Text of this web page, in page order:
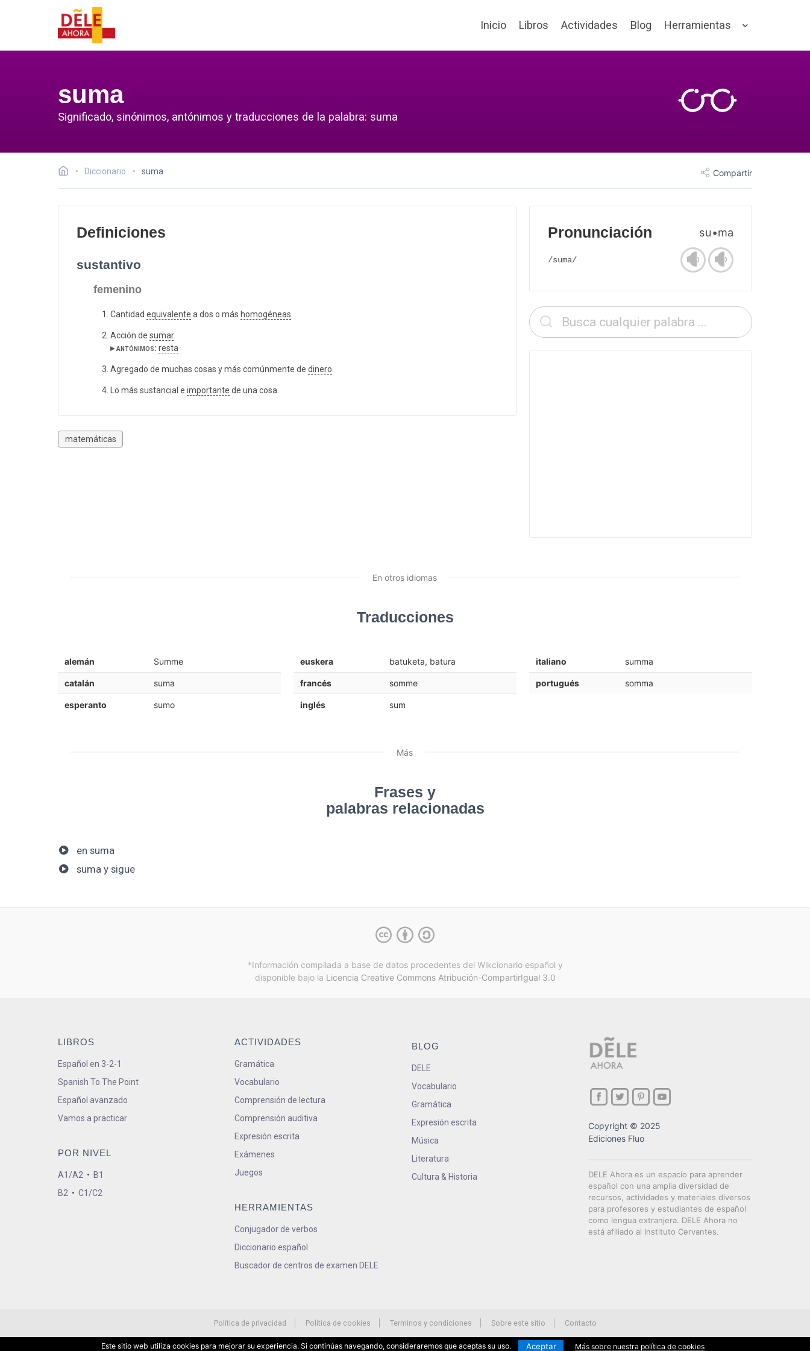
Inicio Libros Actividades Blog Herramientas
suma
Significado, sinónimos, antónimos y traducciones de la palabra: suma
Diccionario suma Compartir
Definiciones
sustantivo
femenino
Cantidad equivalente a dos o más homogéneas.
Acción de sumar.
▸ antónimos: resta
Agregado de muchas cosas y más comúnmente de dinero.
Lo más sustancial e importante de una cosa.
matemáticas
Pronunciación su•ma
/suma/
En otros idiomas
Traducciones
alemán Summe
catalán suma
esperanto sumo
euskera batuketa, batura
francés somme
inglés sum
italiano summa
portugués somma
Más
Frases y
palabras relacionadas
en suma
suma y sigue
*Información compilada a base de datos procedentes del Wikcionario español y
disponible bajo la Licencia Creative Commons Atribución-CompartirIgual 3.0
LIBROS
Español en 3-2-1
Spanish To The Point
Español avanzado
Vamos a practicar
POR NIVEL
A1/A2 • B1
B2 • C1/C2
ACTIVIDADES
Gramática
Vocabulario
Comprensión de lectura
Comprensión auditiva
Expresión escrita
Exámenes
Juegos
HERRAMIENTAS
Conjugador de verbos
Diccionario español
Buscador de centros de examen DELE
BLOG
DELE
Vocabulario
Gramática
Expresión escrita
Música
Literatura
Cultura & Historia
Copyright © 2025
Ediciones Fluo
DELE Ahora es un espacio para aprender
español con una amplia diversidad de
recursos, actividades y materiales diversos
para profesores y estudiantes de español
como lengua extranjera. DELE Ahora no
está afiliado al Instituto Cervantes.
Política de privacidad Política de cookies Terminos y condiciones Sobre este sitio Contacto
Este sitio web utiliza cookies para mejorar su experiencia. Si continúas navegando, consideraremos que aceptas su uso. Aceptar Más sobre nuestra política de cookies